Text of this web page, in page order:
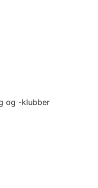
og -klubber